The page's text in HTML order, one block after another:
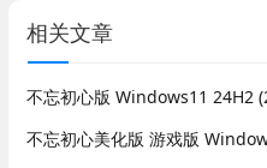
相关文章